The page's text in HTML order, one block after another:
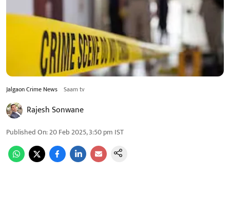
Jalgaon Crime News Saam tv
Rajesh Sonwane
Published On:20 Feb 2025, 3:50 pm IST